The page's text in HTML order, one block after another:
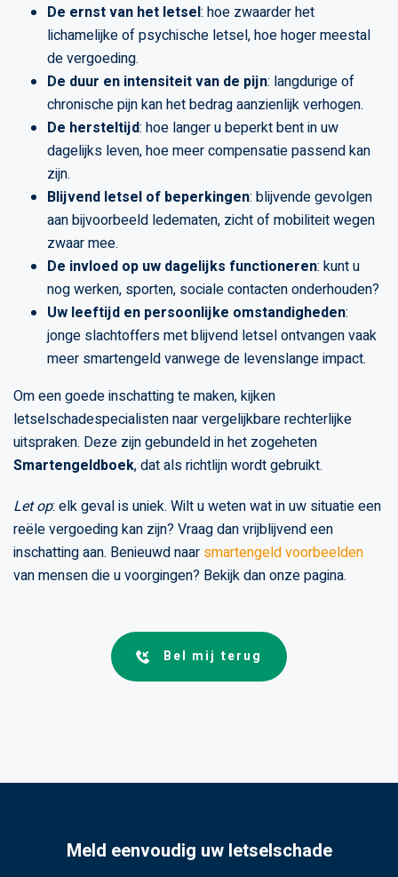
De ernst van het letsel: hoe zwaarder het
lichamelijke of psychische letsel, hoe hoger meestal
de vergoeding.
De duur en intensiteit van de pijn: langdurige of
chronische pijn kan het bedrag aanzienlijk verhogen.
De hersteltijd: hoe langer u beperkt bent in uw
dagelijks leven, hoe meer compensatie passend kan
zijn.
Blijvend letsel of beperkingen: blijvende gevolgen
aan bijvoorbeeld ledematen, zicht of mobiliteit wegen
zwaar mee.
De invloed op uw dagelijks functioneren: kunt u
nog werken, sporten, sociale contacten onderhouden?
Uw leeftijd en persoonlijke omstandigheden:
jonge slachtoffers met blijvend letsel ontvangen vaak
meer smartengeld vanwege de levenslange impact.
Om een goede inschatting te maken, kijken
letselschadespecialisten naar vergelijkbare rechterlijke
uitspraken. Deze zijn gebundeld in het zogeheten
Smartengeldboek, dat als richtlijn wordt gebruikt.
Let op: elk geval is uniek. Wilt u weten wat in uw situatie een
reële vergoeding kan zijn? Vraag dan vrijblijvend een
inschatting aan. Benieuwd naar smartengeld voorbeelden
van mensen die u voorgingen? Bekijk dan onze pagina.
Bel mij terug
Meld eenvoudig uw letselschade